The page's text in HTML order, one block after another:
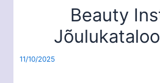
Beauty
11/10/2025